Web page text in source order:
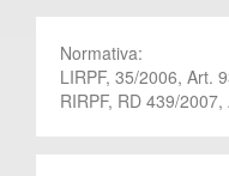
Normativa:
LIRPF, 35/2006, Art.
RIRPF, RD 439/